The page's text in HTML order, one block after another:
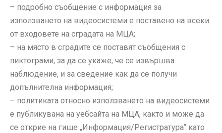
– подробно съобщение с информация за
използването на видеосистеми е поставено на всеки
от входовете на сградата на МЦА;
– на място в сградите се поставят съобщения с
пиктограми, за да се укаже, че се извършва
наблюдение, и за сведение как да се получи
допълнителна информация;
– политиката относно използването на видеосистеми
е публикувана на уебсайта на МЦА, както и може да
се открие на гише „Информация/Регистратура“ като